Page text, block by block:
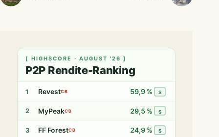
[ HIGHSCORE · AUGUST '26 ]
P2P Rendite-Ranking
1 RevestCB 59,9 % S
2 MyPeakCB 29,5 % S
3 FF ForestCB 24,9 % S